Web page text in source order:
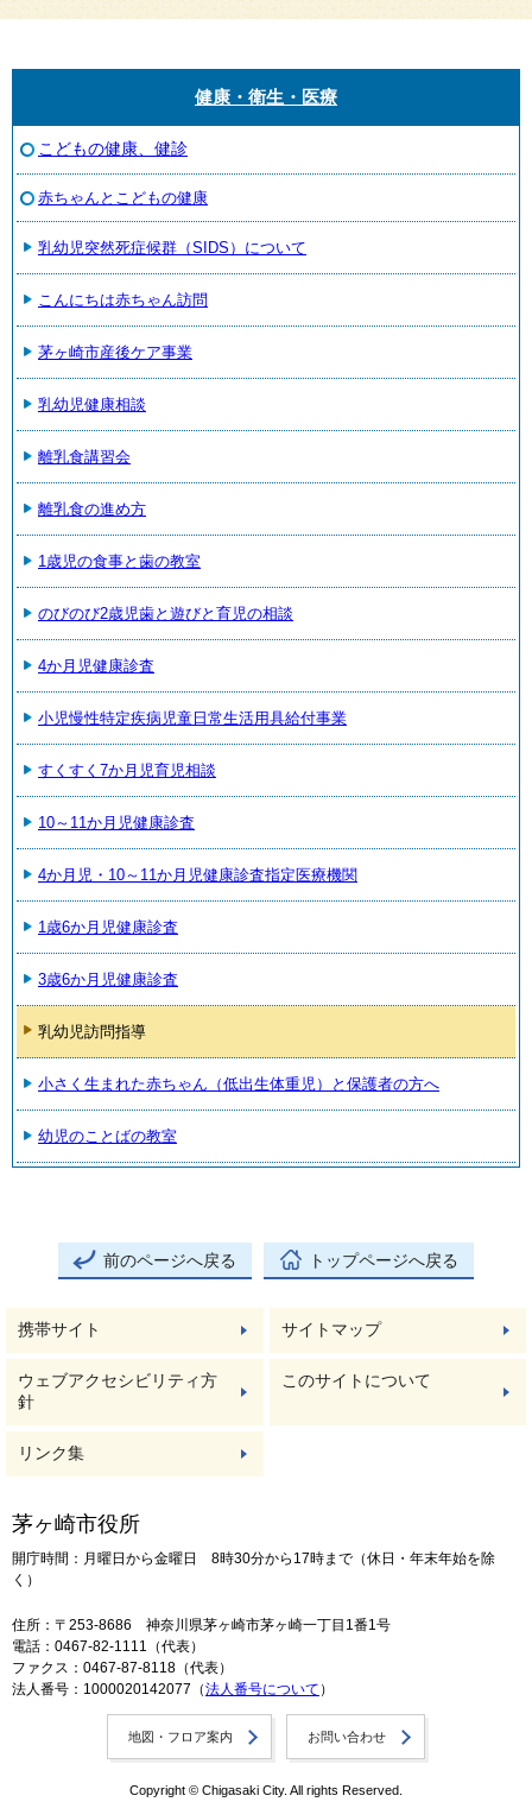
健康・衛生・医療
こどもの健康、健診
赤ちゃんとこどもの健康
乳幼児突然死症候群（SIDS）について
こんにちは赤ちゃん訪問
茅ヶ崎市産後ケア事業
乳幼児健康相談
離乳食講習会
離乳食の進め方
1歳児の食事と歯の教室
のびのび2歳児歯と遊びと育児の相談
4か月児健康診査
小児慢性特定疾病児童日常生活用具給付事業
すくすく7か月児育児相談
10～11か月児健康診査
4か月児・10～11か月児健康診査指定医療機関
1歳6か月児健康診査
3歳6か月児健康診査
乳幼児訪問指導
小さく生まれた赤ちゃん（低出生体重児）と保護者の方へ
幼児のことばの教室
前のページへ戻る トップページへ戻る
携帯サイト サイトマップ
ウェブアクセシビリティ方
針
このサイトについて
リンク集
茅ヶ崎市役所
開庁時間：月曜日から金曜日 8時30分から17時まで（休日・年末年始を除
く）
住所：〒253-8686 神奈川県茅ヶ崎市茅ヶ崎一丁目1番1号
電話：0467-82-1111（代表）
ファクス：0467-87-8118（代表）
法人番号：1000020142077（法人番号について ）
地図・フロア案内 お問い合わせ
Copyright © Chigasaki City. All rights Reserved.